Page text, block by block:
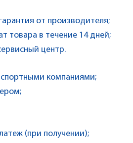
от производителя;
товара в течение 14 дней;
центр.
компаниями;
(при получении);